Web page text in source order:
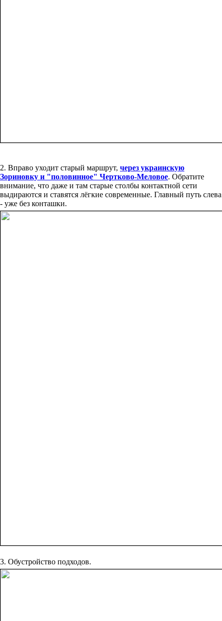
2. Вправо уходит старый маршрут, через украинскую
Зориновку и "половинное" Чертково-Меловое. Обратите
внимание, что даже и там старые столбы контактной сети
выдираются и ставятся лёгкие современные. Главный путь слева
- уже без конташки.
3. Обустройство подходов.